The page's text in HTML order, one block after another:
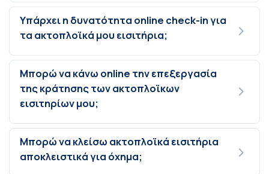
Υπάρχει η δυνατότητα online check-in για
τα ακτοπλοϊκά μου εισιτήρια;
Μπορώ να κάνω online την επεξεργασία
της κράτησης των ακτοπλοϊκων
εισιτηρίων μου;
Μπορώ να κλείσω ακτοπλοϊκά εισιτήρια
αποκλειστικά για όχημα;